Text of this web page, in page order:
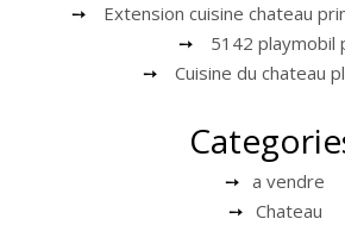
Extension cuisine chateau
5142 playmobil
Cuisine du chateau
a vendre
Chateau